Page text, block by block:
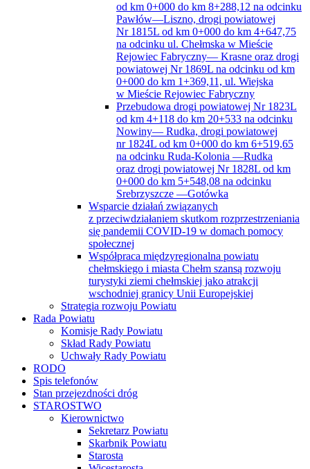
od km 0+000 do km 8+288,12 na odcinku
Pawłów—Liszno, drogi powiatowej
Nr 1815L od km 0+000 do km 4+647,75
na odcinku ul. Chełmska w Mieście
Rejowiec Fabryczny— Krasne oraz drogi
powiatowej Nr 1869L na odcinku od km
0+000 do km 1+369,11, ul. Wiejska
w Mieście Rejowiec Fabryczny
Przebudowa drogi powiatowej Nr 1823L
od km 4+118 do km 20+533 na odcinku
Nowiny— Rudka, drogi powiatowej
nr 1824L od km 0+000 do km 6+519,65
na odcinku Ruda-Kolonia —Rudka
oraz drogi powiatowej Nr 1828L od km
0+000 do km 5+548,08 na odcinku
Srebrzyszcze —Gotówka
Wsparcie działań związanych
z przeciwdziałaniem skutkom rozprzestrzeniania
się pandemii COVID-19 w domach pomocy
społecznej
Współpraca międzyregionalna powiatu
chełmskiego i miasta Chełm szansą rozwoju
turystyki ziemi chełmskiej jako atrakcji
wschodniej granicy Unii Europejskiej
Strategia rozwoju Powiatu
Rada Powiatu
Komisje Rady Powiatu
Skład Rady Powiatu
Uchwały Rady Powiatu
RODO
Spis telefonów
Stan przejezdności dróg
STAROSTWO
Kierownictwo
Sekretarz Powiatu
Skarbnik Powiatu
Starosta